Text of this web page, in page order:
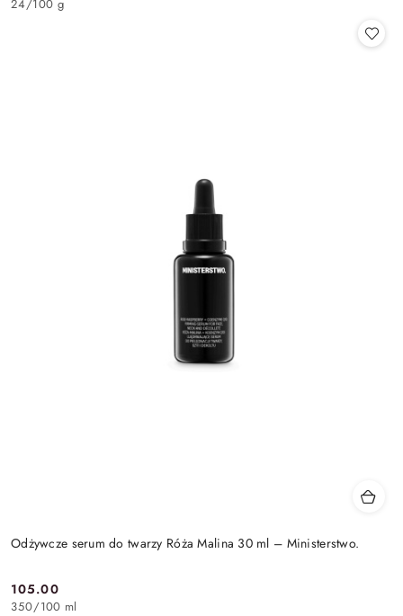
24/100 g
Odżywcze serum do twarzy Róża Malina 30 ml – Ministerstwo.
Cena:
105.00
350/100 ml